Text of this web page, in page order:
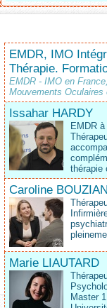
EMDR, IMO
Thérapie.
EMDR - IMO en
Mouvements Oculaires
Issahar HARDY
EMDR
thérapie
Caroline
Marie LIAUTARD
Master